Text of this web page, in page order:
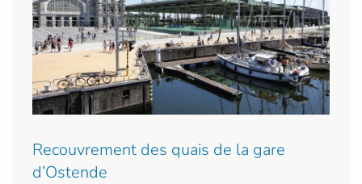
Recouvrement des quais de la gare
d’Ostende